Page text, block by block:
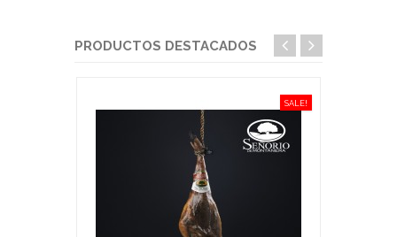
PRODUCTOS DESTACADOS
SALE!